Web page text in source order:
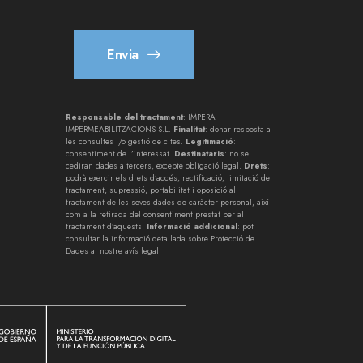
Envia
Responsable del tractament: IMPERA
IMPERMEABILITZACIONS S.L. Finalitat: donar resposta a
les consultes i/o gestió de cites. Legitimació:
consentiment de l’interessat. Destinataris: no se
cediran dades a tercers, excepte obligació legal. Drets:
podrà exercir els drets d’accés, rectificació, limitació de
tractament, supressió, portabilitat i oposició al
tractament de les seves dades de caràcter personal, així
com a la retirada del consentiment prestat per al
tractament d’aquests. Informació addicional: pot
consultar la informació detallada sobre Protecció de
Dades al nostreavís legal.